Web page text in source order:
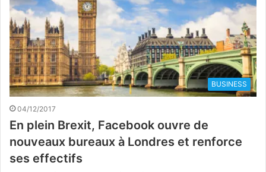
BUSINESS
04/12/2017
En plein Brexit, Facebook ouvre de
nouveaux bureaux à Londres et renforce
ses effectifs